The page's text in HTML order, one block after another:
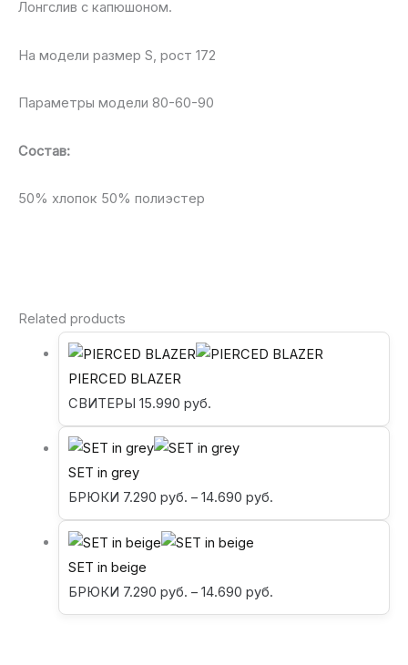
Лонгслив с капюшоном.
На модели размер S, рост 172
Параметры модели 80-60-90
Состав:
50% хлопок 50% полиэстер
Related products
PIERCED BLAZER
СВИТЕРЫ 15.990 руб.
SET in grey
БРЮКИ 7.290 руб. – 14.690 руб.
SET in beige
БРЮКИ 7.290 руб. – 14.690 руб.